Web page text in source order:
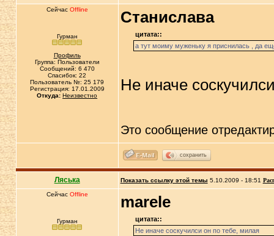
Сейчас Offline
Гурман
Профиль
Группа: Пользователи
Сообщений: 6 470
Спасибок: 22
Пользователь №: 25 179
Регистрация: 17.01.2009
Откуда: Неизвестно
Станислава
цитата::
а тут моиму муженьку я приснилась , да
Не иначе
Это сообщение
сохранить
Ляська Показать ссылку этой темы 5.10.2009 - 18:51
Сейчас Offline
Гурман
marele
цитата::
Не иначе соскучилси он по тебе, милая